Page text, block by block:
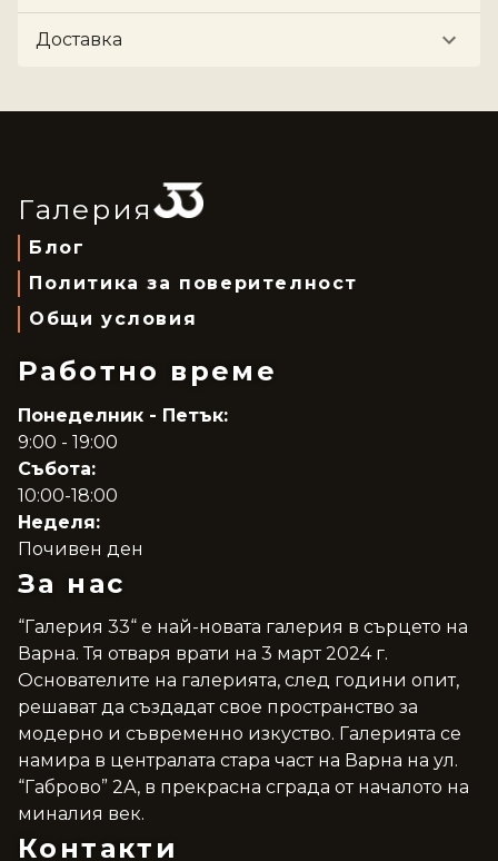
Доставка
Галерия
Блог
Политика за поверителност
Общи условия
Работно време
Понеделник - Петък:
9:00 - 19:00
Събота:
10:00-18:00
Неделя:
Почивен ден
За нас
“Галерия 33“ е най-новата галерия в сърцето на
Варна. Тя отваря врати на 3 март 2024 г.
Основателите на галерията, след години опит,
решават да създадат свое пространство за
модерно и съвременно изкуство. Галерията се
намира в централата стара част на Варна на ул.
“Габрово” 2А, в прекрасна сграда от началото на
миналия век.
Контакти